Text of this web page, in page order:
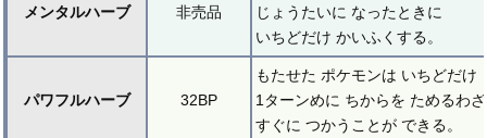
メンタルハーブ 非売品
じょうたいに なったときに
いちどだけ かいふくする。
パワフルハーブ 32BP
もたせた ポケモンは いちどだけ
1ターンめに ちからを ためるわ
すぐに つかうことが できる。